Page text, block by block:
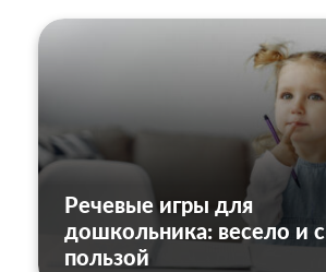
Речевые игры для
дошкольника: весело и с
пользой